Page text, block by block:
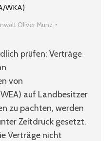
WKA)
Oliver Munz
prüfen: Verträge
von
auf Landbesitzer
zu pachten, werden
Zeitdruck gesetzt.
Verträge nicht